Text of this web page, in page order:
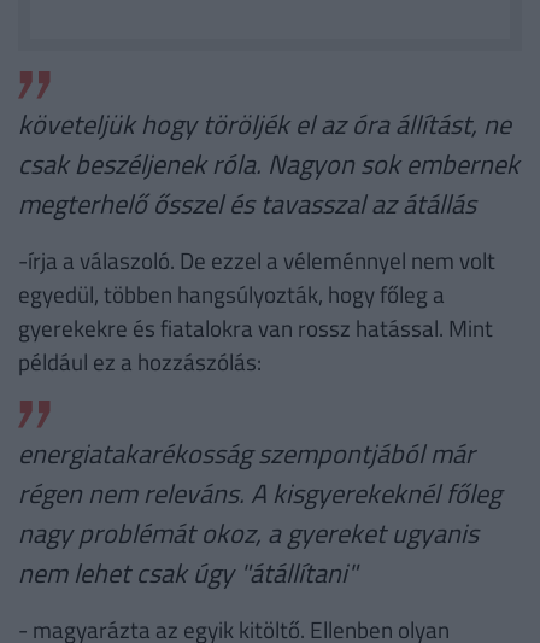
követeljük hogy töröljék el az óra állítást, ne
csak beszéljenek róla. Nagyon sok embernek
megterhelő ősszel és tavasszal az átállás
-írja a válaszoló. De ezzel a véleménnyel nem volt
egyedül, többen hangsúlyozták, hogy főleg a
gyerekekre és fiatalokra van rossz hatással. Mint
például ez a hozzászólás:
energiatakarékosság szempontjából már
régen nem releváns. A kisgyerekeknél főleg
nagy problémát okoz, a gyereket ugyanis
nem lehet csak úgy "átállítani"
- magyarázta az egyik kitöltő. Ellenben olyan